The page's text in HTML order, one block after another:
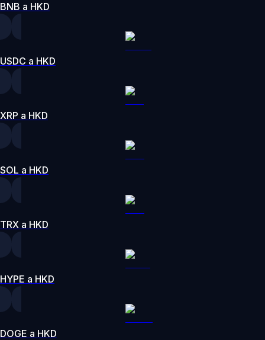
BNB a HKD
USDC a HKD
XRP a HKD
SOL a HKD
TRX a HKD
HYPE a HKD
DOGE a HKD